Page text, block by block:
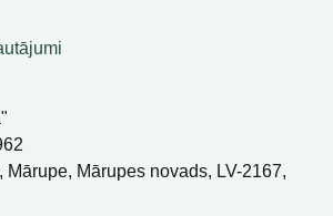
Mārupes novads, LV-2167,